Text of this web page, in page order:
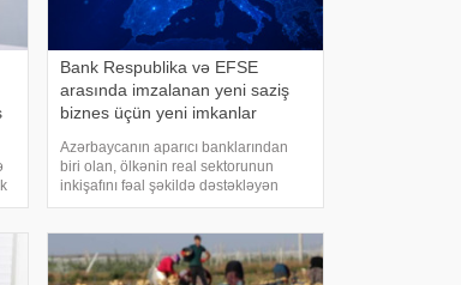
Bank Respublika və EFSE
arasında imzalanan yeni saziş
biznes üçün yeni imkanlar
Azərbaycanın aparıcı banklarından
biri olan, ölkənin real sektorunun
inkişafını fəal şəkildə dəstəkləyən
Bank Respublika ilə Cənub-Şərqi
arasında yeni iri kredit sazişi
imzalanıb. Sazişə əsasən